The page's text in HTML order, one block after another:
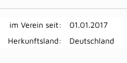
im Verein seit:
01.01.2017
Herkunftsland:
Deutschland